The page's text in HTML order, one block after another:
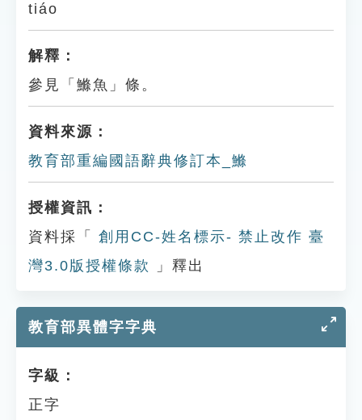
tiáo
解釋：
參見「鰷魚」條。
資料來源：
教育部重編國語辭典修訂本_鰷
授權資訊：
資料採「
創用CC-姓名標示- 禁止改作 臺
灣3.0版授權條款
」釋出
教育部異體字字典
字級：
正字